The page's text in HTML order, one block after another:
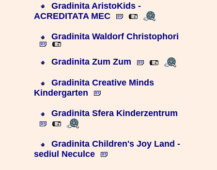
Gradinita AristoKids -
ACREDITATA MEC
Gradinita Waldorf Christophori
Gradinita Zum Zum
Gradinita Creative Minds
Kindergarten
Gradinita Sfera Kinderzentrum
Gradinita Children's Joy Land -
sediul Neculce